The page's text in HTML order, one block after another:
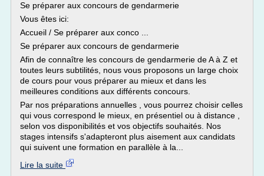
Se préparer aux concours de gendarmerie
Vous êtes ici:
Accueil / Se préparer aux conco ...
Se préparer aux concours de gendarmerie
Afin de connaître les concours de gendarmerie de A à Z et
toutes leurs subtilités, nous vous proposons un large choix
de cours pour vous préparer au mieux et dans les
meilleures conditions aux différents concours.
Par nos préparations annuelles , vous pourrez choisir celles
qui vous correspond le mieux, en présentiel ou à distance ,
selon vos disponibilités et vos objectifs souhaités. Nos
stages intensifs s'adapteront plus aisement aux candidats
qui suivent une formation en parallèle à la...
Lire la suite